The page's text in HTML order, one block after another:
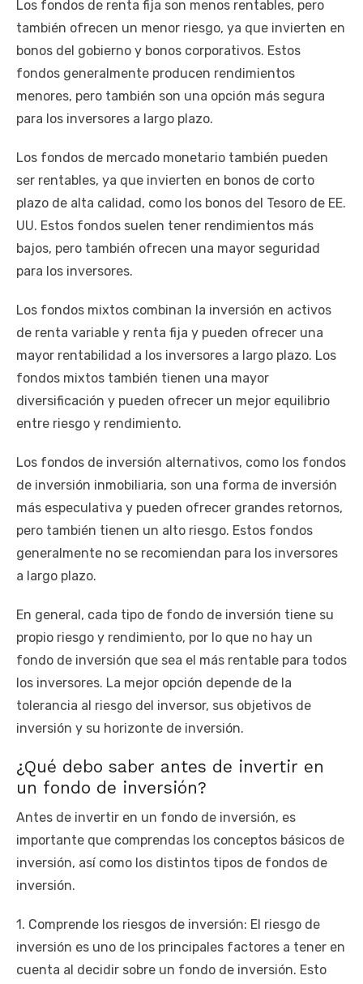
Los fondos de renta fija son menos rentables, pero
también ofrecen un menor riesgo, ya que invierten en
bonos del gobierno y bonos corporativos. Estos
fondos generalmente producen rendimientos
menores, pero también son una opción más segura
para los inversores a largo plazo.
Los fondos de mercado monetario también pueden
ser rentables, ya que invierten en bonos de corto
plazo de alta calidad, como los bonos del Tesoro de EE.
UU. Estos fondos suelen tener rendimientos más
bajos, pero también ofrecen una mayor seguridad
para los inversores.
Los fondos mixtos combinan la inversión en activos
de renta variable y renta fija y pueden ofrecer una
mayor rentabilidad a los inversores a largo plazo. Los
fondos mixtos también tienen una mayor
diversificación y pueden ofrecer un mejor equilibrio
entre riesgo y rendimiento.
Los fondos de inversión alternativos, como los fondos
de inversión inmobiliaria, son una forma de inversión
más especulativa y pueden ofrecer grandes retornos,
pero también tienen un alto riesgo. Estos fondos
generalmente no se recomiendan para los inversores
a largo plazo.
En general, cada tipo de fondo de inversión tiene su
propio riesgo y rendimiento, por lo que no hay un
fondo de inversión que sea el más rentable para todos
los inversores. La mejor opción depende de la
tolerancia al riesgo del inversor, sus objetivos de
inversión y su horizonte de inversión.
¿Qué debo saber antes de invertir en
un fondo de inversión?
Antes de invertir en un fondo de inversión, es
importante que comprendas los conceptos básicos de
inversión, así como los distintos tipos de fondos de
inversión.
1. Comprende los riesgos de inversión: El riesgo de
inversión es uno de los principales factores a tener en
cuenta al decidir sobre un fondo de inversión. Esto